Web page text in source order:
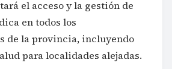
el acceso y la gestión de
en todos los
de la provincia, incluyendo
para localidades alejadas.